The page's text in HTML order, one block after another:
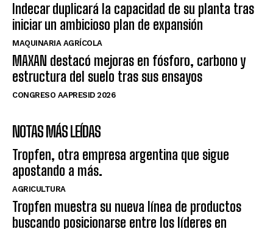
Indecar duplicará la capacidad de su planta tras
iniciar un ambicioso plan de expansión
MAQUINARIA AGRÍCOLA
MAXAN destacó mejoras en fósforo, carbono y
estructura del suelo tras sus ensayos
CONGRESO AAPRESID 2026
NOTAS MÁS LEÍDAS
Tropfen, otra empresa argentina que sigue
apostando a más.
AGRICULTURA
Tropfen muestra su nueva línea de productos
buscando posicionarse entre los líderes en